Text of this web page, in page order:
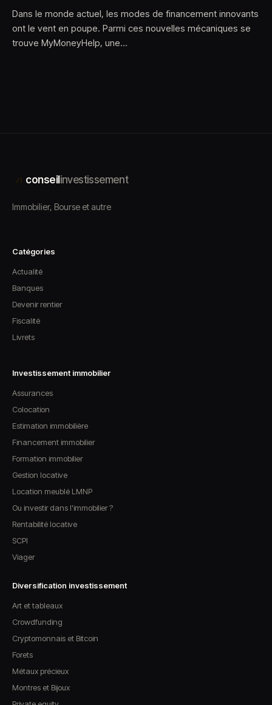
Dans le monde actuel, les modes de financement innovants
ont le vent en poupe. Parmi ces nouvelles mécaniques se
trouve MyMoneyHelp, une…
conseil investissement
Immobilier, Bourse et autre
Catégories
Actualité
Banques
Devenir rentier
Fiscalité
Livrets
Investissement immobilier
Assurances
Colocation
Estimation immobilière
Financement immobilier
Formation immobilier
Gestion locative
Location meublé LMNP
Ou investir dans l'immobilier ?
Rentabilité locative
SCPI
Viager
Diversification investissement
Art et tableaux
Crowdfunding
Cryptomonnais et Bitcoin
Forets
Métaux précieux
Montres et Bijoux